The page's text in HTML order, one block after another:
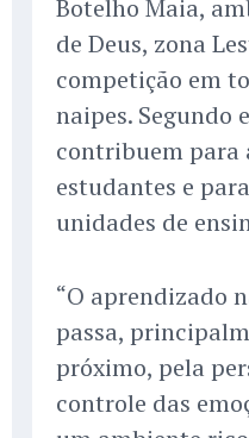
Botelho Maia,
de Deus, zona
competição em
naipes. Segundo
contribuem para
estudantes e
unidades de
“O aprendizado
passa,
próximo, pela
controle das